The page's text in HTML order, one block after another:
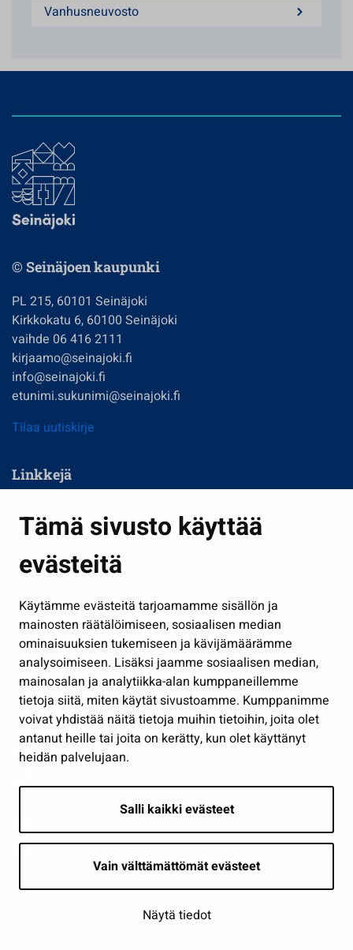
Tämä sivusto käyttää
evästeitä
Käytämme evästeitä tarjoamamme sisällön ja
mainosten räätälöimiseen, sosiaalisen median
ominaisuuksien tukemiseen ja kävijämäärämme
analysoimiseen. Lisäksi jaamme sosiaalisen median,
mainosalan ja analytiikka-alan kumppaneillemme
tietoja siitä, miten käytät sivustoamme. Kumppanimme
voivat yhdistää näitä tietoja muihin tietoihin, joita olet
antanut heille tai joita on kerätty, kun olet käyttänyt
heidän palvelujaan.
Salli kaikki evästeet
Vain välttämättömät evästeet
Näytä tiedot
Vanhusneuvosto
© Seinäjoen kaupunki
PL 215, 60101 Seinäjoki
Kirkkokatu 6, 60100 Seinäjoki
vaihde 06 416 2111
kirjaamo@seinajoki.fi
info@seinajoki.fi
etunimi.sukunimi@seinajoki.fi
Tilaa uutiskirje
Linkkejä
Kasvatus ja opetus
Kulttuuri ja liikunta
Työ ja yrittäminen
Osallistu ja asioi
Näytä omat evästeasetukseni
Seuraa meitä
Saavutettavuusseloste | © Seinäjoki 2026